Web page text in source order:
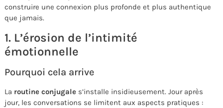
construire une connexion plus profonde et plus authentique
que jamais.
1. L’érosion de l’intimité
émotionnelle
Pourquoi cela arrive
La routine conjugale s’installe insidieusement. Jour après
jour, les conversations se limitent aux aspects pratiques :